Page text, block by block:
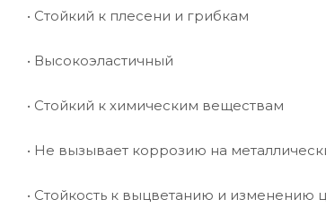
• Стойкий к плесени и грибкам
• Высокоэластичный
• Стойкий к химическим веществам
• Не вызывает коррозию на
• Стойкость к выцветанию и изменению